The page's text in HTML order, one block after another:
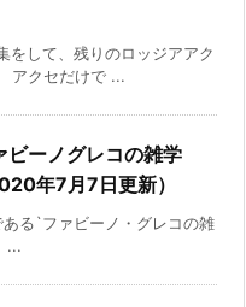
をして、残りのロッジアアク
アクセだけで ...
ーノグレコの雑学
年7月7日更新）
る`ファビーノ・グレコの雑
...